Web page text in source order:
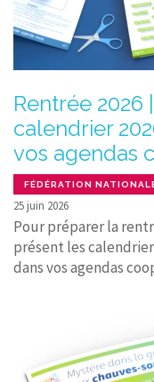
Rentrée 2026
calendrier
vos agendas
FÉDÉRATION
25 juin 2026
Pour préparer la
présent les
dans vos agendas